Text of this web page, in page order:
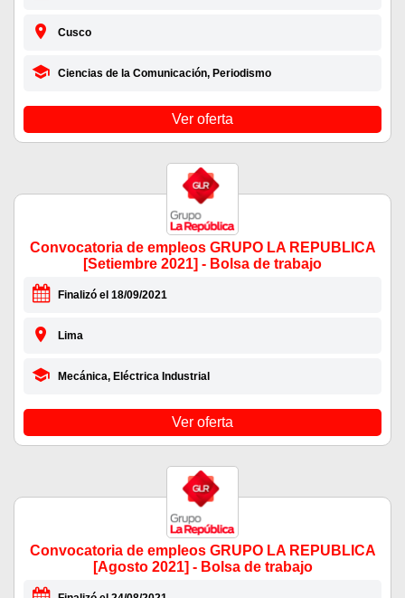
Cusco
Ciencias de la Comunicación, Periodismo
Ver oferta
Convocatoria de empleos GRUPO LA REPUBLICA
[Setiembre 2021] - Bolsa de trabajo
Finalizó el 18/09/2021
Lima
Mecánica, Eléctrica Industrial
Ver oferta
Convocatoria de empleos GRUPO LA REPUBLICA
[Agosto 2021] - Bolsa de trabajo